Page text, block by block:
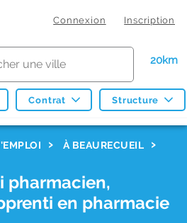
Connexion Inscription
20km
Contrat Structure
À BEAURECUEIL
pharmacien,
en pharmacie